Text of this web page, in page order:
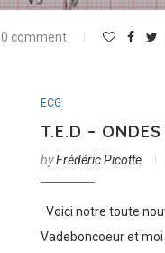
0 comment
ECG
T.E.D –
byFrédéric Picotte
Voici notre toute
Vadeboncoeur et